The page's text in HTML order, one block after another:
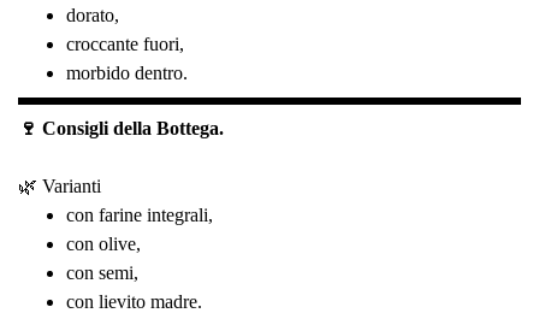
dorato,
croccante fuori,
morbido dentro.
🍷 Consigli della Bottega.
🌿 Varianti
con farine integrali,
con olive,
con semi,
con lievito madre.